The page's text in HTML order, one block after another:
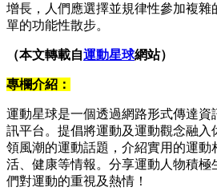
增長，人們應選擇並規律性參加複雜
單的功能性散步。
（本文轉載自運動星球網站）
專欄介紹：
運動星球是一個透過網路形式傳達資
訊平台。提倡將運動及運動觀念融入
領風潮的運動話題，介紹實用的運動
活、健康等情報。分享運動人物積極
們對運動的重視及熱情！